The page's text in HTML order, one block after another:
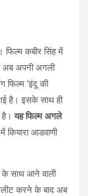
कबीर सिंह में
अब अपनी अगली
फिल्म ‘इंदू की
है। इसके साथ ही
है।यह फिल्म अगले
कियारा आडवाणी
के साथ आने वाली
करने के बाद अब